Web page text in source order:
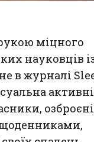
міцного
науковців
в журналі
озброєні